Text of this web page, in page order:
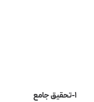
۱-تحقیق جامع